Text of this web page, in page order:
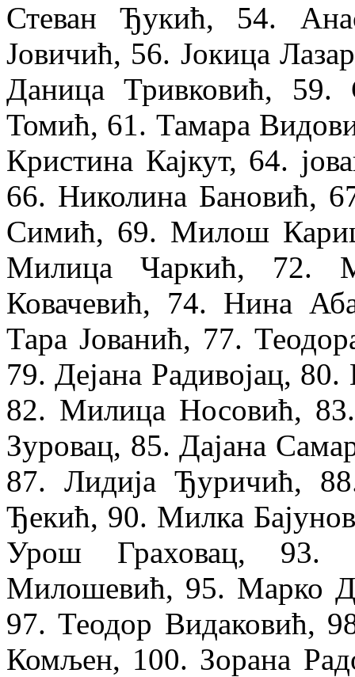
Стеван Ђукић, 54.
Јовичић, 56. Јокица
Даница Тривковић,
Томић, 61. Тамара
Кристина Кајкут, 64.
66. Николина Бановић,
Симић, 69. Милош
Милица Чаркић, 72.
Ковачевић, 74. Нина
Тара Јованић, 77.
79. Дејана Радивојац,
82. Милица Носовић,
Зуровац, 85. Дајана
87. Лидија Ђуричић,
Ђекић, 90. Милка
Урош Граховац,
Милошевић, 95. Марко
97. Теодор Видаковић,
Комљен, 100. Зорана